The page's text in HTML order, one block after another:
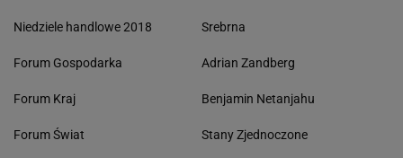
Niedziele handlowe 2018
Forum Gospodarka
Forum Kraj
Forum Świat
Srebrna
Adrian Zandberg
Benjamin Netanjahu
Stany Zjednoczone